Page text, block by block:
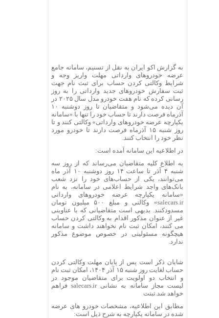
به گزارش اکو ایران به نقل از تسنیم، سامانه جامع
عرضه خودروهای وارداتی مهلت واریز وجه و
شرایط وکالتی کردن حساب برای ثبت نام جهت
ثبت سفارش خودروهای جدید وارداتی را به روز
رسانی کرده که نام هفت خودرو مدل سال ۲۰۲۵ در
آن دیده می‌شود و متقاضیان تا روز دوشنبه ۱۰
آذرماه فرصت دارند تا حساب خود را تنها با «سامانه
یکپارچه عرضه خودروهای وارداتی» وکالتی کنند و تا
روز شنبه ۱۵ آذرماه فرصت دارند تا خودرو مورد
نظر خود را انتخاب کنند.
در اطلاعیه این سامانه آمده است:
به اطلاع کلیه متقاضیان می‌رساند که از روز سه
شنبه ۴ آذر تا ساعت ۱۴ روز دوشنبه ۱۰ آذر ماه
می‌توانند، یکی از حساب‌های خود را نزد شعب
بانک‌های واجد شرایط اعلامی در سامانه، به نام
«سامانه یکپارچه عرضه خودروهای وارداتی
salecars.ir» وکالتی و مبلغ ۵۰۰ میلیون تومان
مسدودکنند. بدیهی است متقاضیانی که با عناوینی
غیر از عنوان مذکور اقدام به وکالتی کردن حساب
می‌ کنند، امکان ثبت نام نخواهند داشت و سامانه
هیچگونه مسئولیتی در خصوص موضوع مذکور
ندارد.
شایان ذکر است پس از پایان مهلت وکالتی کردن
حساب لغایت روز شنبه ۱۵ آذر ۱۴۰۴، امکان ثبت نام
و انتخاب دو اولویت برای متقاضیان موجود در
لیست مجاز سامانه به نشانی salecars.ir فراهم
خواهد شد.ثبتت
مطابق این اطلاعیه، مشخصات خودرو های عرضه
شده در سامانه یکپارچه به شرح ذیل است: